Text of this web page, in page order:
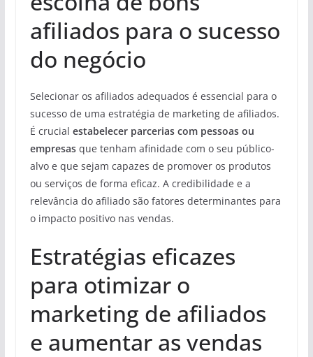
afiliados para o sucesso
do negócio
Selecionar os afiliados adequados é essencial para o
sucesso de uma estratégia de marketing de afiliados.
É crucial estabelecer parcerias com pessoas ou
empresasque tenham afinidade com o seu público-
alvo e que sejam capazes de promover os produtos
ou serviços de forma eficaz. A credibilidade e a
relevância do afiliado são fatores determinantes para
o impacto positivo nas vendas.
Estratégias eficazes
para otimizar o
marketing de afiliados
e aumentar as vendas